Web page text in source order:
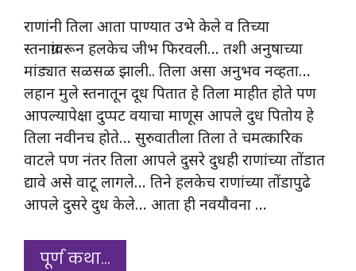
राणांनी तिला आता पाण्यात उभे केले व तिच्या
स्तनाग्रांवरून हलकेच जीभ फिरवली… तशी अनुषाच्या
मांड्यात सळसळ झाली.. तिला असा अनुभव नव्हता…
लहान मुले स्तनातून दूध पितात हे तिला माहीत होते पण
आपल्यापेक्षा दुप्पट वयाचा माणूस आपले दुध पितोय हे
तिला नवीनच होते… सुरुवातीला तिला ते चमत्कारिक
वाटले पण नंतर तिला आपले दुसरे दुधही राणांच्या तोंडात
द्यावे असे वाटू लागले… तिने हलकेच राणांच्या तोंडापुढे
आपले दुसरे दुध केले… आता ही नवयौवना …
पूर्ण कथा…